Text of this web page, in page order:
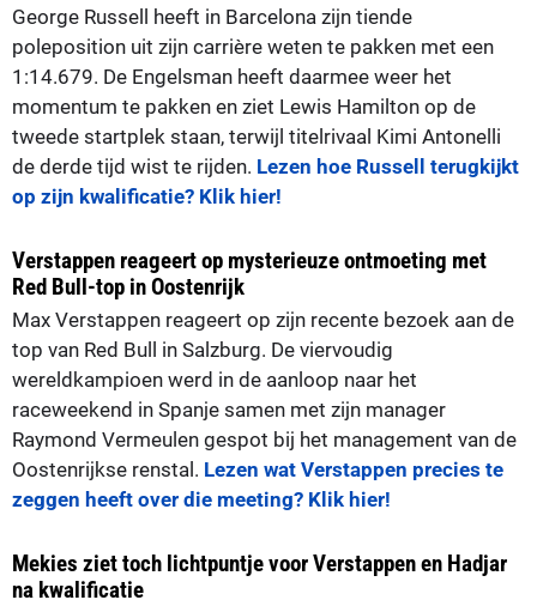
George Russell heeft in Barcelona zijn tiende
poleposition uit zijn carrière weten te pakken met een
1:14.679. De Engelsman heeft daarmee weer het
momentum te pakken en ziet Lewis Hamilton op de
tweede startplek staan, terwijl titelrivaal Kimi Antonelli
de derde tijd wist te rijden. Lezen hoe Russell terugkijkt
op zijn kwalificatie? Klik hier!
Verstappen reageert op mysterieuze ontmoeting met
Red Bull-top in Oostenrijk
Max Verstappen reageert op zijn recente bezoek aan de
top van Red Bull in Salzburg. De viervoudig
wereldkampioen werd in de aanloop naar het
raceweekend in Spanje samen met zijn manager
Raymond Vermeulen gespot bij het management van de
Oostenrijkse renstal. Lezen wat Verstappen precies te
zeggen heeft over die meeting? Klik hier!
Mekies ziet toch lichtpuntje voor Verstappen en Hadjar
na kwalificatie